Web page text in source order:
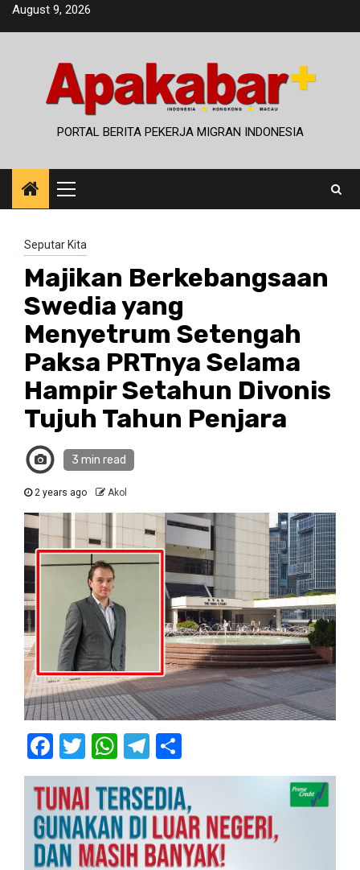
SkipAugust 9, 2026
PORTAL BERITA PEKERJA MIGRAN INDONESIA
Primary
Menu
Seputar Kita
Majikan Berkebangsaan
Swedia yang
Menyetrum Setengah
Paksa PRTnya Selama
Hampir Setahun Divonis
Tujuh Tahun Penjara
3 min read
2 years ago Akol
Facebook
Twitter
WhatsApp
Telegram